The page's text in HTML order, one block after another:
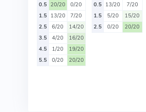
0.5 20/20
0/20
1.5 13/20
7/20
2.5
6/20
14/20
3.5
4/20
16/20
4.5
1/20
19/20
5.5
0/20 20/20
0.5 13/20
7/20
1.5
5/20
15/20
2.5
0/20 20/20